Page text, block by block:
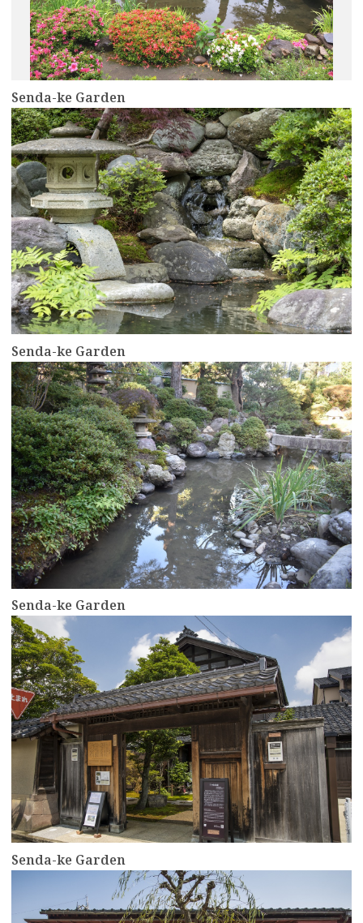
Senda-ke Garden
Senda-ke Garden
more
Senda-ke Garden
more
Senda-ke Garden
more
more